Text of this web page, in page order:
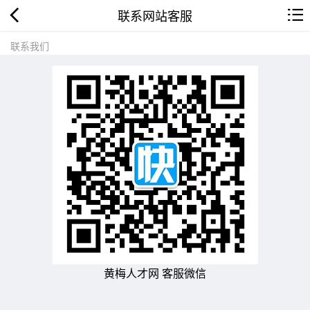
联系网站客服
联系我们
黄梅人才网 客服微信